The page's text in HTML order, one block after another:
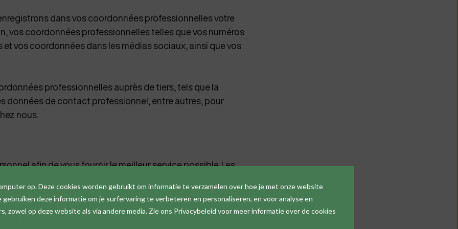
op. Deze cookies worden gebruikt om informatie te verzamelen over hoe je met onze website
deze informatie om je surfervaring te verbeteren en personaliseren, en voor analyse en
zowel op deze website als via andere media. Zie ons Privacybeleid voor meer informatie over de cookies
dans vos coordonnées professionnelles votre
vos coordonnées professionnelles telles que vos numéros
vos coordonnées dans les médias sociaux, ainsi que vos
professionnelles auprès de tiers, tels que la
données de contact professionnel, entre autres, pour
nous.
afin de vous fournir le meilleur service possible. Les
le(s) contrat(s) que vous avez conclu(s) avec nous ;
demande ;